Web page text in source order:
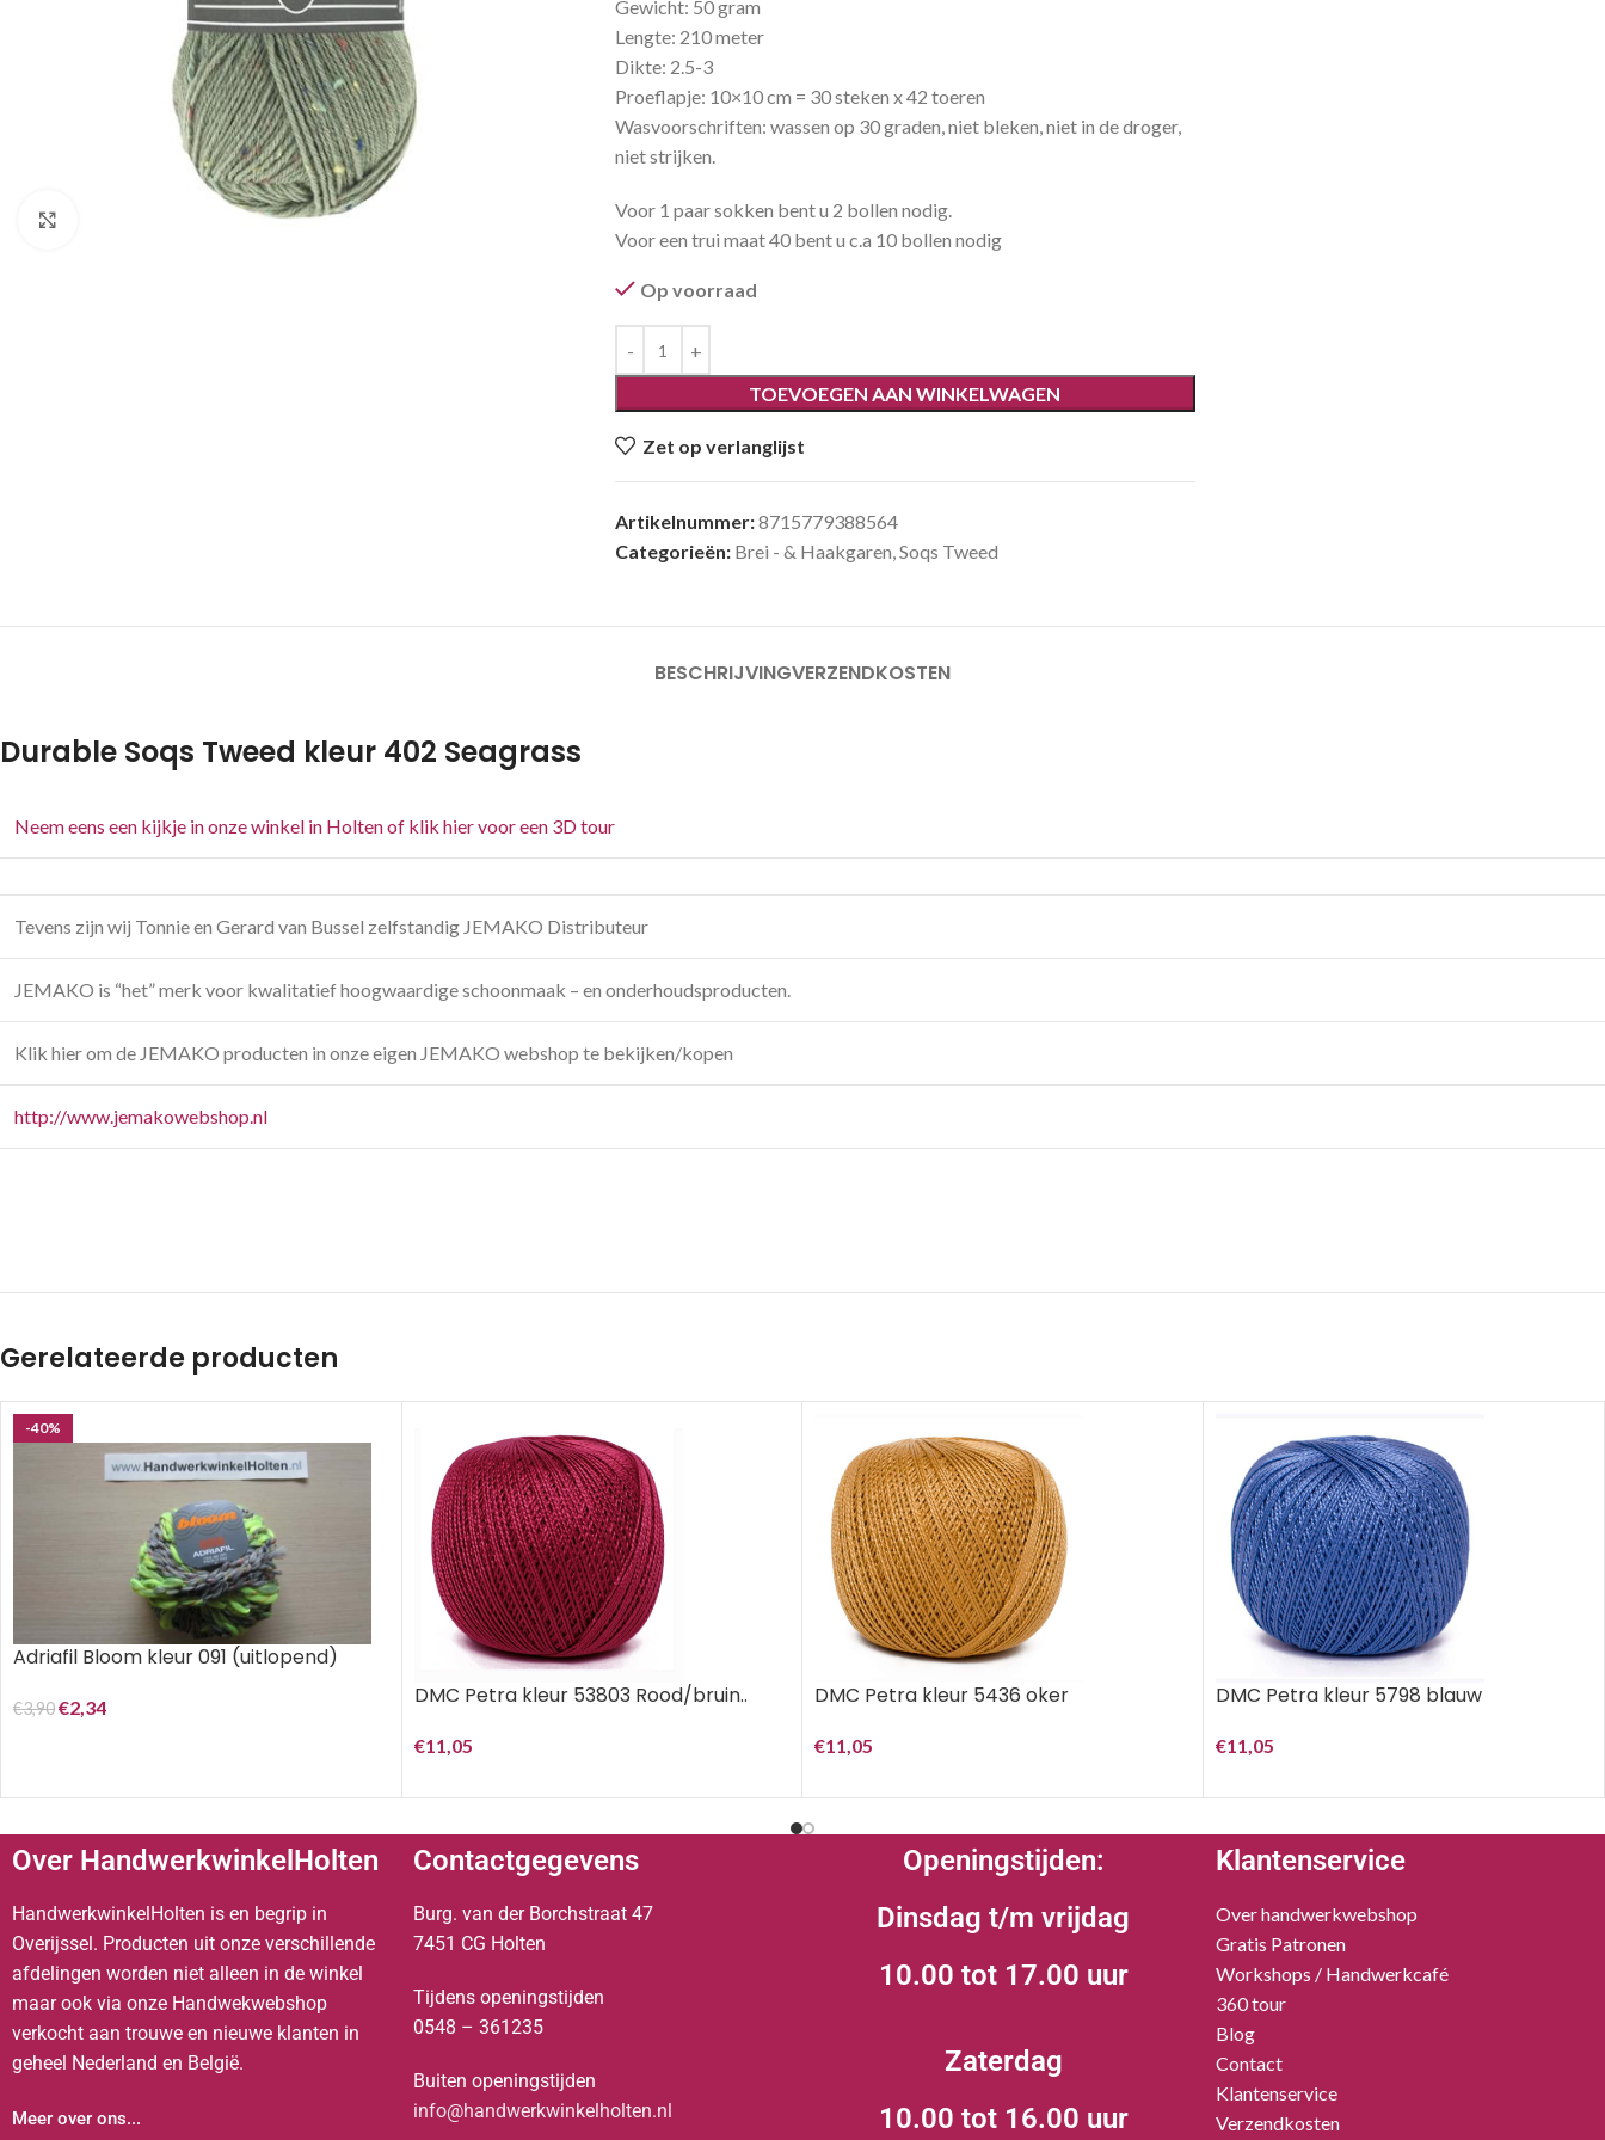
Gewicht: 50 gram
Lengte: 210 meter
Dikte: 2.5-3
Proeflapje: 10×10 cm = 30 steken x 42 toeren
Wasvoorschriften: wassen op 30 graden, niet bleken, niet in de droger,
niet strijken.
Voor 1 paar sokken bent u 2 bollen nodig.
Voor een trui maat 40 bent u c.a 10 bollen nodig
Op voorraad
TOEVOEGEN AAN WINKELWAGEN
Zet op verlanglijst
Artikelnummer:8715779388564
Categorieën: Brei - & Haakgaren,Soqs Tweed
BESCHRIJVINGVERZENDKOSTEN
Durable Soqs Tweed kleur 402 Seagrass
Neem eens een kijkje in onze winkel in Holten of klik hier voor een 3D tour
Tevens zijn wij Tonnie en Gerard van Bussel zelfstandig JEMAKO Distributeur
JEMAKO is “het” merk voor kwalitatief hoogwaardige schoonmaak – en onderhoudsproducten.
Klik hier om de JEMAKO producten in onze eigen JEMAKO webshop te bekijken/kopen
http://www.jemakowebshop.nl
Gerelateerde producten
-40%
Adriafil Bloom kleur 091 (uitlopend)
€3,90€2,34 DMC Petra kleur 53803 Rood/bruin..
€11,05
DMC Petra kleur 5436 oker
€11,05
DMC Petra kleur 5798 blauw
€11,05
Over HandwerkwinkelHolten
HandwerkwinkelHolten is en begrip in
Overijssel. Producten uit onze verschillende
afdelingen worden niet alleen in de winkel
maar ook via onze Handwekwebshop
verkocht aan trouwe en nieuwe klanten in
geheel Nederland en België.
Meer over ons...
Contactgegevens
Burg. van der Borchstraat 47
7451 CG Holten
Tijdens openingstijden
0548 – 361235
Buiten openingstijden
info@handwerkwinkelholten.nl
Openingstijden:
Dinsdag t/m vrijdag
10.00 tot 17.00 uur
Zaterdag
10.00 tot 16.00 uur
Klantenservice
Over handwerkwebshop
Gratis Patronen
Workshops / Handwerkcafé
360 tour
Blog
Contact
Klantenservice
Verzendkosten